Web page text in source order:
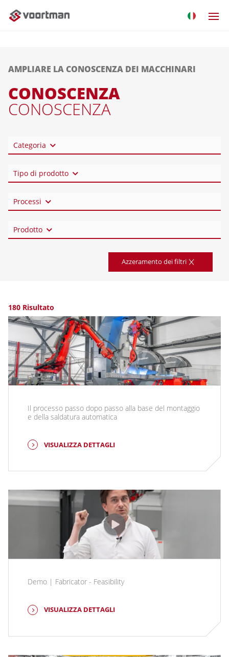
AMPLIARE LA CONOSCENZA DEI MACCHINARI
CONOSCENZA
CONOSCENZA
Categoria
Tipo di prodotto
Processi
Prodotto
Azzeramento dei filtri
180 Risultato
Il processo passo dopo passo alla base del montaggio
e della saldatura automatica
VISUALIZZA DETTAGLI
Demo | Fabricator - Feasibility
VISUALIZZA DETTAGLI